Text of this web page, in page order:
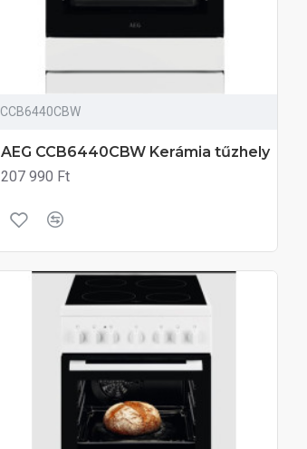
CCB6440CBW
AEG CCB6440CBW Kerámia tűzhely
207 990 Ft